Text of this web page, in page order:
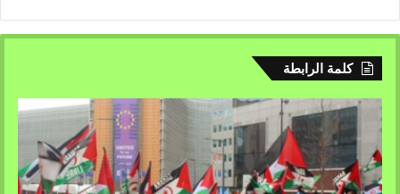
كلمة الرابطة